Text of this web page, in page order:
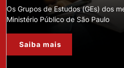
Os Grupos de Estudos (GEs) dos
Ministério Público de São Paulo
Saiba mais